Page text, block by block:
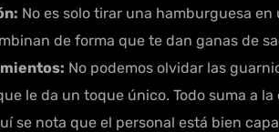
No es solo tirar una hamburguesa
de forma que te dan ganas de
No podemos olvidar las
le da un toque único. Todo suma a
se nota que el personal está bien